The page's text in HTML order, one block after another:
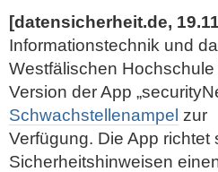
[datensicherheit.de,
Informations­technik und
Westfälischen
Version der App
Schwachstellenampel zur
Verfügung. Die App
Sicherheitshinweisen